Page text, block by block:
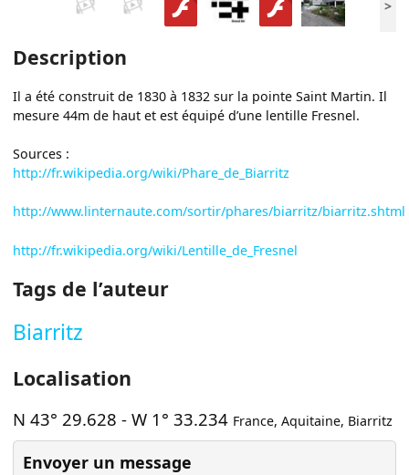
>
Description
Il a été construit de 1830 à 1832 sur la pointe Saint Martin. Il
mesure 44m de haut et est équipé d’une lentille Fresnel.
Sources :
http://fr.wikipedia.org/wiki/Phare_de_Biarritz
http://www.linternaute.com/sortir/phares/biarritz/biarritz.shtml
http://fr.wikipedia.org/wiki/Lentille_de_Fresnel
Tags de l’auteur
Biarritz
Localisation
N 43° 29.628 -W 1° 33.234 France,Aquitaine, Biarritz
Envoyer un message